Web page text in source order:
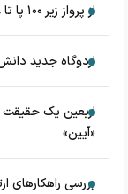
از پرواز زیر ۱۰۰ پا تا عبور از پدافند‌های گسترده دشمن
اردوگاه جدید
اربعین یک حقیقت
«آیین»
بررسی راهکارهای